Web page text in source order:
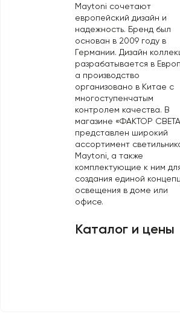
Maytoni сочетают
европейский дизайн и
надежность. Бренд был
основан в 2009 году в
Германии. Дизайн
разрабатывается в
а производство
организовано в Китае с
многоступенчатым
контролем качества. В
магазине «ФАКТОР
представлен широкий
ассортимент
Maytoni, а также
комплектующие к ним
создания единой
освещения в доме или
офисе.
Каталог и цены
Профили для ленты